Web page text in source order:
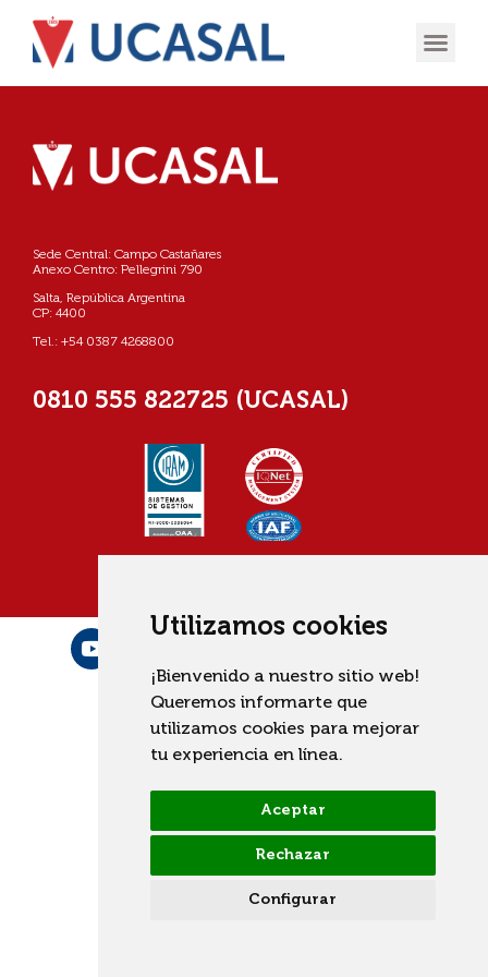
Utilizamos cookies
¡Bienvenido a nuestro sitio web!
Queremos informarte que
utilizamos cookies para mejorar
tu experiencia en línea.
Aceptar
Rechazar
Configurar
Sede Central: Campo Castañares
Anexo Centro: Pellegrini 790
Salta, República Argentina
CP: 4400
Tel.: +54 0387 4268800
0810 555 822725 (UCASAL)